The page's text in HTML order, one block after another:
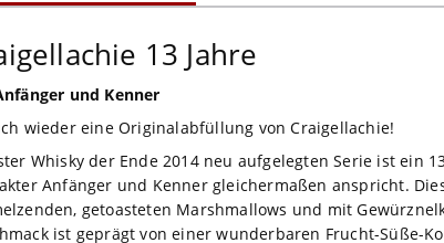
13 Jahre
und Kenner
wieder eine Originalabfüllung von Craigellachie!
Whisky der Ende 2014 neu aufgelegten Serie ist
Anfänger und Kenner gleichermaßen anspricht.
getoasteten Marshmallows und mit
ist geprägt von einer wunderbaren Frucht-Süße-